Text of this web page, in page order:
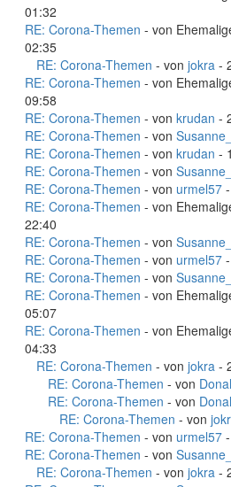
01:32
RE: Corona-Themen - von
02:35
RE: Corona-Themen - von jokra -
RE: Corona-Themen - von
09:58
RE: Corona-Themen - von krudan -
RE: Corona-Themen - von
RE: Corona-Themen - von krudan -
RE: Corona-Themen - von
RE: Corona-Themen - von urmel57
RE: Corona-Themen - von
22:40
RE: Corona-Themen - von
RE: Corona-Themen - von urmel57
RE: Corona-Themen - von
RE: Corona-Themen - von
05:07
RE: Corona-Themen - von
04:33
RE: Corona-Themen - von jokra -
RE: Corona-Themen - von
RE: Corona-Themen - von
RE: Corona-Themen - von
RE: Corona-Themen - von urmel57
RE: Corona-Themen - von
RE: Corona-Themen - von jokra -